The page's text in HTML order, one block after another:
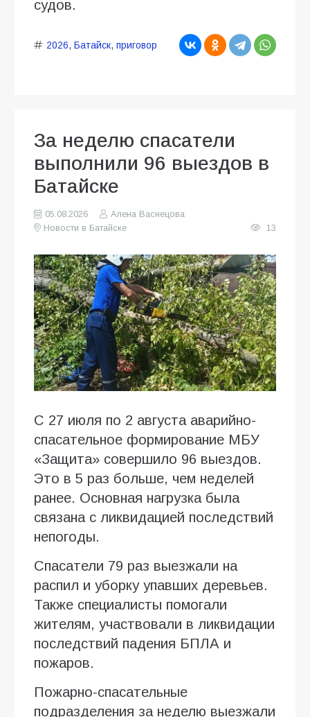
судов.
2026, Батайск, приговор
За неделю спасатели
выполнили 96 выездов в
Батайске
05.08.2026
Алена Васнецова
Новости в Батайске
13
С 27 июля по 2 августа аварийно-
спасательное формирование МБУ
«Защита» совершило 96 выездов.
Это в 5 раз больше, чем неделей
ранее. Основная нагрузка была
связана с ликвидацией последствий
непогоды.
Спасатели 79 раз выезжали на
распил и уборку упавших деревьев.
Также специалисты помогали
жителям, участвовали в ликвидации
последствий падения БПЛА и
пожаров.
Пожарно-спасательные
подразделения за неделю выезжали